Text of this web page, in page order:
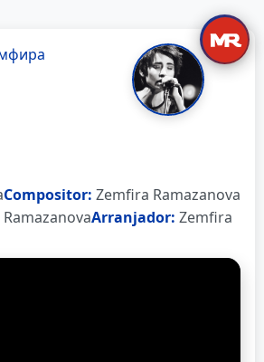
Compositor: Zemfira Ramazanova
Arranjador: Zemfira